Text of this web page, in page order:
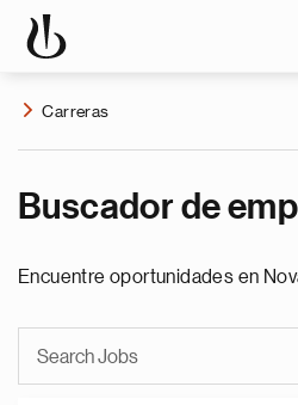
Carreras
Buscador de
Encuentre oportunidades en